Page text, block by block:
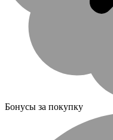
Бонусы за покупку